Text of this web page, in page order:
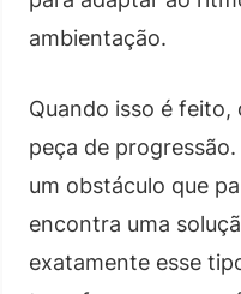
ambientação.
Quando isso é feito,
peça de
um obstáculo que
encontra uma
exatamente esse